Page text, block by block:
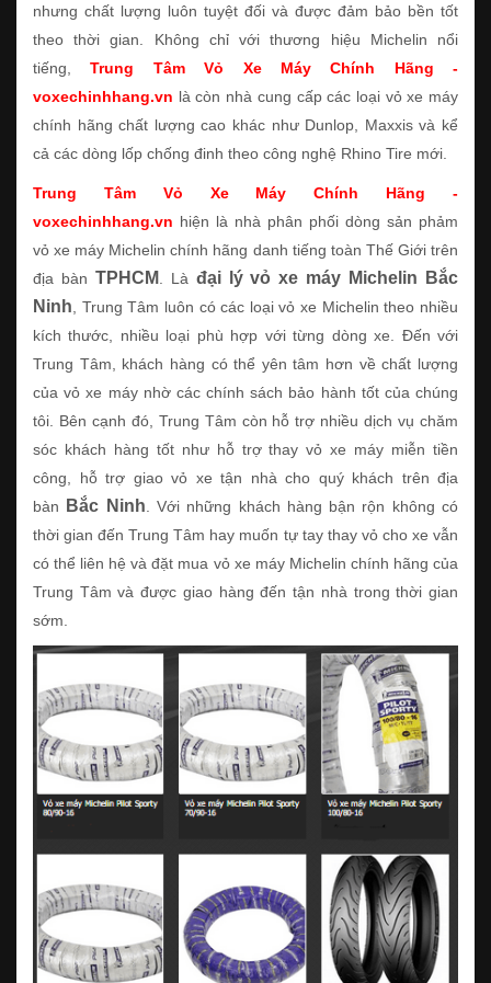
nhưng chất lượng luôn tuyệt đối và được đảm bảo bền tốt
theo thời gian. Không chỉ với thương hiệu Michelin nổi
tiếng,Trung Tâm Vỏ Xe Máy Chính Hãng -
voxechinhhang.vn là còn nhà cung cấp các loại vỏ xe máy
chính hãng chất lượng cao khác như Dunlop, Maxxis và kể
cả các dòng lốp chống đinh theo công nghệ Rhino Tire mới.
Trung Tâm Vỏ Xe Máy Chính Hãng -
voxechinhhang.vn hiện là nhà phân phối dòng sản phảm
vỏ xe máy Michelin chính hãng danh tiếng toàn Thế Giới trên
địa bàn TPHCM . Là đại lý vỏ xe máy Michelin Bắc
Ninh , Trung Tâm luôn có các loại vỏ xe Michelin theo nhiều
kích thước, nhiều loại phù hợp với từng dòng xe. Đến với
Trung Tâm, khách hàng có thể yên tâm hơn về chất lượng
của vỏ xe máy nhờ các chính sách bảo hành tốt của chúng
tôi. Bên cạnh đó, Trung Tâm còn hỗ trợ nhiều dịch vụ chăm
sóc khách hàng tốt như hỗ trợ thay vỏ xe máy miễn tiền
công, hỗ trợ giao vỏ xe tận nhà cho quý khách trên địa
bàn
Bắc Ninh . Với những khách hàng bận rộn không có
thời gian đến Trung Tâm hay muốn tự tay thay vỏ cho xe vẫn
có thể liên hệ và đặt mua vỏ xe máy Michelin chính hãng của
Trung Tâm và được giao hàng đến tận nhà trong thời gian
sớm.